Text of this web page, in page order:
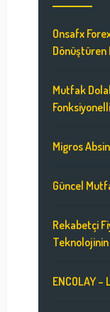
Onsafx
Dönüştüren
Mutfak
Migros
Güncel
Rekabetçi
ENCOLAY